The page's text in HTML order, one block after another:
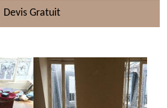
Devis Gratuit